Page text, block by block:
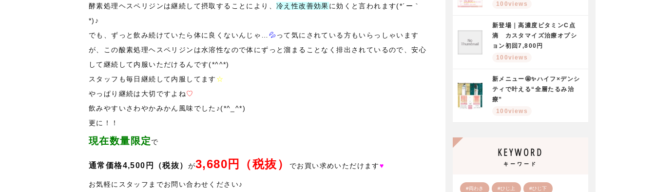
酵素処理ヘスペリジンは継続して摂取することにより、 冷え性改善効果に効くと言われます(*´ー｀
*)♪
でも、ずっと飲み続けていたら体に良くないんじゃ… 💦って気にされている方もいらっしゃいます
が、この酸素処理ヘスペリジンは水溶性なので体にずっと溜まることなく排出されているので、安心
して継続して内服いただけるんです(*^^*)
スタッフも毎日継続して内服してます ☆
やっぱり継続は大切ですよね♡
飲みやすいさわやかみかん風味でした♪(*^_^*)
更に！！
現在数量限定で
通常価格4,500円（税抜） が3,680円（税抜） でお買い求めいただけます♥
お気軽にスタッフまでお問い合わせください♪
100views
新登場｜高濃度ビタミンC点
滴 カスタマイズ治療オプシ
ョン初回7,800円
100views
新メニュー🤩✨ハイフ×デンシ
ティで叶える“全層たるみ治
療”
100views
KEYWORD
キーワード
#両わき #ひじ上 #ひじ下